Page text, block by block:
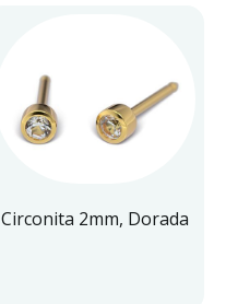
Circonita 2mm, Dorada